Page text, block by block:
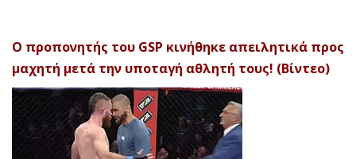
Ο προπονητής του GSP κινήθηκε απειλητικά προς
μαχητή μετά την υποταγή αθλητή τους! (Βίντεο)